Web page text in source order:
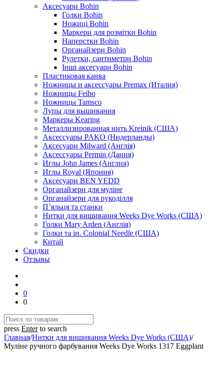
Аксесуари Bohin
Голки Bohin
Ножиці Bohin
Маркери для розмітки Bohin
Наперстки Bohin
Органайзери Bohin
Рулетки, сантиметри Bohin
Інші аксесуари Bohin
Пластиковая канва
Ножницы и аксессуары Premax (Италия)
Ножницы Feibo
Ножницы Tamsco
Лупы для вышивания
Маркеры Kearing
Металлизированная нить Kreinik (США)
Аксессуары PAKO (Нидерланды)
Аксесуари Milward (Англія)
Аксессуары Permin (Дания)
Иглы John James (Англия)
Иглы Royal (Япония)
Аксесуари BEN YEDD
Органайзери для муліне
Органайзери для рукоділля
П’яльця та станки
Нитки для вишивання Weeks Dye Works (США)
Голки Mary Arden (Англія)
Голки та ін. Colonial Needle (США)
Китай
Скидки
Отзывы
0
0
press Enterto search
Главная/Нитки для вишивання Weeks Dye Works (США)/
Муліне ручного фарбування Weeks Dye Works 1317 Eggplant